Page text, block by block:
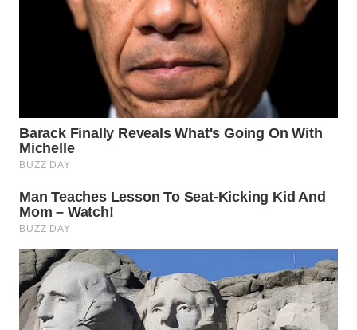
INDRAMAYU
MAJALENGKA
WN
WN
WN
PURWAKARTA